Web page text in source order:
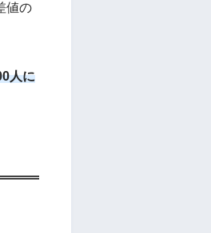
値の
人に